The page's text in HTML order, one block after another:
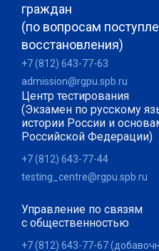
граждан
(по вопросам
восстановления)
+7 (812) 643-77-63
admission@rgpu.spb.ru
Центр тестирования
(Экзамен по русскому
истории России и
Российской Федерации)
+7 (812) 643-77-44
testing_centre@rgpu.spb.ru
Управление по связям
с общественностью
+7 (812) 643-77-67